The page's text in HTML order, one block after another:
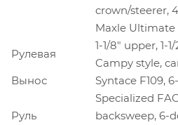
crown/steerer,
Maxle
Рулевая
1-1/8" upper, 1-
Campy style,
Вынос
Syntace F109,
Руль
Specialized
backsweep, 6-